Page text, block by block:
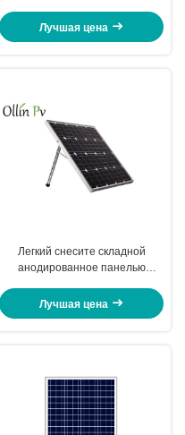
закаленный стеклянный
Лучшая цена
Легкий снесите складной
анодированное панелью
представление конюшни рамки
алюминиевого сплава
Лучшая цена